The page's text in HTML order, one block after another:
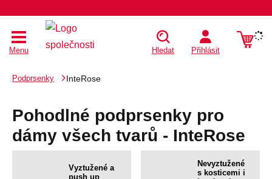
Menu Hledat Přihlásit
Podprsenky InteRose
Pohodlné podprsenky pro
dámy všech tvarů - InteRose
Vyztužené a
push up
Nevyztužené
s kosticemi i